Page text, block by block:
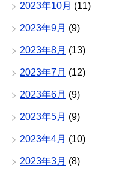
2023年10月 (11)
2023年9月 (9)
2023年8月 (13)
2023年7月 (12)
2023年6月 (9)
2023年5月 (9)
2023年4月 (10)
2023年3月 (8)